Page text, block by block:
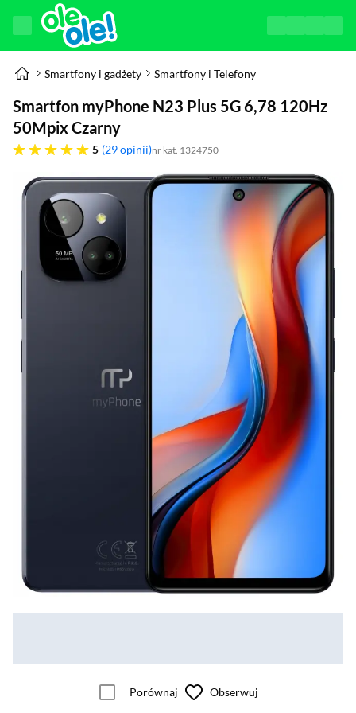
Smartfony i gadżety Smartfony i Telefony
Smartfon myPhone N23 Plus 5G 6,78 120Hz
50Mpix Czarny
5
pięć gwiazdek 29 opinii nr kat. 1324750
Porównaj Obserwuj